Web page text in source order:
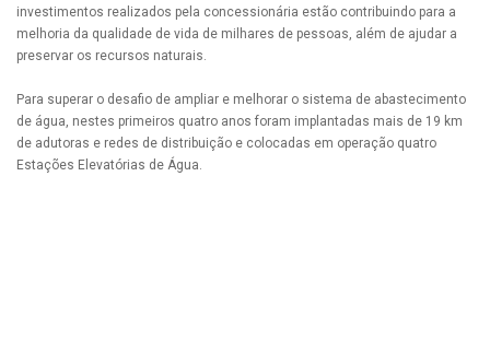
investimentos realizados pela concessionária estão contribuindo para a
melhoria da qualidade de vida de milhares de pessoas, além de ajudar a
preservar os recursos naturais.
Para superar o desafio de ampliar e melhorar o sistema de abastecimento
de água, nestes primeiros quatro anos foram implantadas mais de 19 km
de adutoras e redes de distribuição e colocadas em operação quatro
Estações Elevatórias de Água.